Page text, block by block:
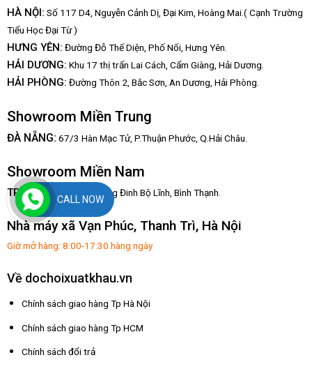
HÀ NỘI: Số 117 D4, Nguyễn Cảnh Dị, Đại Kim, Hoàng Mai.( Cạnh Trường
Tiểu Học Đại Từ )
HƯNG YÊN: Đường Đỗ Thế Diện, Phố Nối, Hưng Yên.
HẢI DƯƠNG: Khu 17 thị trấn Lai Cách, Cẩm Giàng, Hải Dương.
HẢI PHÒNG: Đường Thôn 2, Bắc Sơn, An Dương, Hải Phòng.
Showroom Miền Trung
ĐÀ NẴNG: 67/3 Hàn Mạc Tử, P.Thuận Phước, Q.Hải Châu.
Showroom Miền Nam
TP.HCM:82/2/20, Đường Đinh Bộ Lĩnh, Bình Thạnh.
Nhà máy xã Vạn Phúc, Thanh Trì, Hà Nội
Giờ mở hàng: 8:00-17:30 hàng ngày
Về dochoixuatkhau.vn
Chính sách giao hàng Tp Hà Nội
Chính sách giao hàng Tp HCM
Chính sách đổi trả
CALL NOW